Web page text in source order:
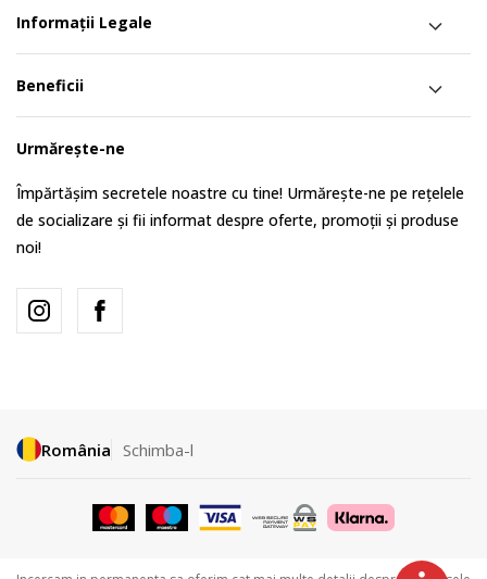
Informații Legale
Beneficii
Urmărește-ne
Împărtășim secretele noastre cu tine! Urmărește-ne pe rețelele
de socializare și fii informat despre oferte, promoții și produse
noi!
România Schimba-l